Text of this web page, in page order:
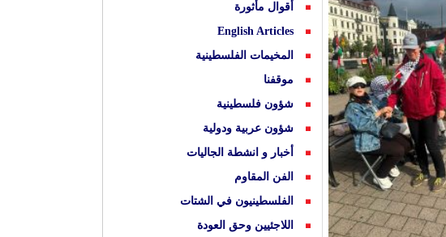
أقوال مأثورة
English Articles
المخيمات الفلسطينية
موقفنا
شؤون فلسطينية
شؤون عربية ودولية
أخبار و انشطة الجاليات
الفن المقاوم
الفلسطينيون في الشتات
اللاجئيين وحق العودة